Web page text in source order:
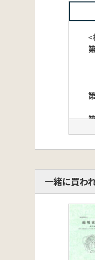
<
一緒に買わ